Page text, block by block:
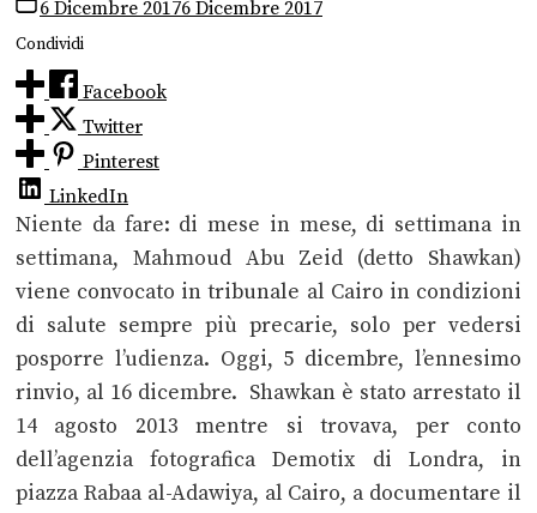
6 Dicembre 20176 Dicembre 2017
Condividi
Facebook
Twitter
Pinterest
LinkedIn
Niente da fare: di mese in mese, di settimana in
settimana, Mahmoud Abu Zeid (detto Shawkan)
viene convocato in tribunale al Cairo in condizioni
di salute sempre più precarie, solo per vedersi
posporre l’udienza. Oggi, 5 dicembre, l’ennesimo
rinvio, al 16 dicembre. Shawkan è stato arrestato il
14 agosto 2013 mentre si trovava, per conto
dell’agenzia fotografica Demotix di Londra, in
piazza Rabaa al-Adawiya, al Cairo, a documentare il